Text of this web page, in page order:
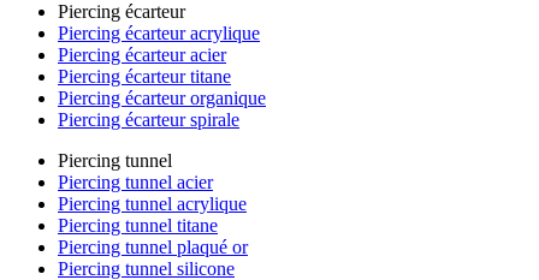
Piercing écarteur
Piercing écarteur acrylique
Piercing écarteur acier
Piercing écarteur titane
Piercing écarteur organique
Piercing écarteur spirale
Piercing tunnel
Piercing tunnel acier
Piercing tunnel acrylique
Piercing tunnel titane
Piercing tunnel plaqué or
Piercing tunnel silicone